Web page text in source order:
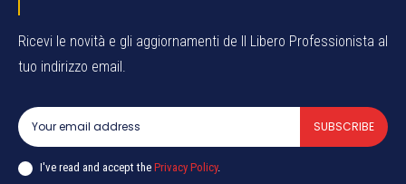
Ricevi le novità e gli aggiornamenti de Il Libero Professionista al
tuo indirizzo email.
SUBSCRIBE
I've read and accept the Privacy Policy.